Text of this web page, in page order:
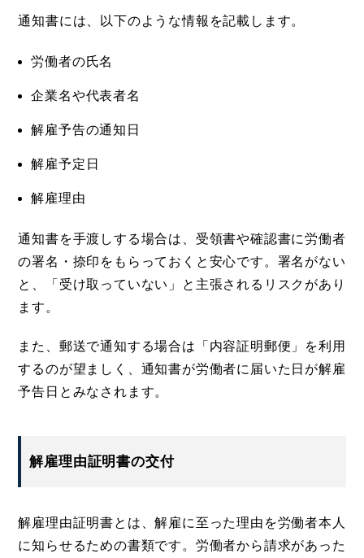
通知書には、以下のような情報を記載します。
労働者の氏名
企業名や代表者名
解雇予告の通知日
解雇予定日
解雇理由
通知書を手渡しする場合は、受領書や確認書に労働者
の署名・捺印をもらっておくと安心です。署名がない
と、「受け取っていない」と主張されるリスクがあり
ます。
また、郵送で通知する場合は「内容証明郵便」を利用
するのが望ましく、通知書が労働者に届いた日が解雇
予告日とみなされます。
解雇理由証明書の交付
解雇理由証明書とは、解雇に至った理由を労働者本人
に知らせるための書類です。労働者から請求があった